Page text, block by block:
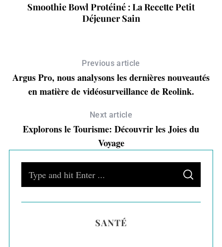
Smoothie Bowl Protéiné : La Recette Petit
Déjeuner Sain
Previous article
Argus Pro, nous analysons les dernières nouveautés
en matière de vidéosurveillance de Reolink.
Next article
Explorons le Tourisme: Découvrir les Joies du
Voyage
S
A
C
SANTÉ
r
c
o
: